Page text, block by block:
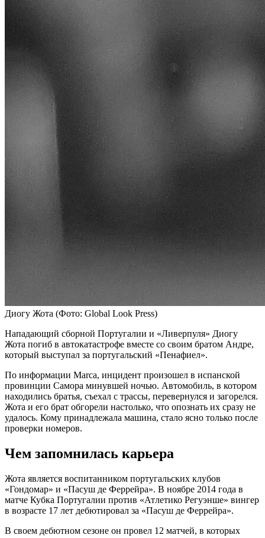
Диогу Жота (Фото: Global Look Press)
Нападающий сборной Португалии и «Ливерпуля» Диогу
Жота погиб в автокатастрофе вместе со своим братом Андре,
который выступал за португальский «Пенафиел».
По информации Marca, инцидент произошел в испанской
провинции Самора минувшей ночью. Автомобиль, в котором
находились братья, съехал с трассы, перевернулся и загорелся.
Жота и его брат обгорели настолько, что опознать их сразу не
удалось. Кому принадлежала машина, стало ясно только после
проверки номеров.
Чем запомнилась карьера
Жота является воспитанником португальских клубов
«Гондомар» и «Пасуш де Феррейра». В ноябре 2014 года в
матче Кубка Португалии против «Атлетико Регуэнше» вингер
в возрасте 17 лет дебютировал за «Пасуш де Феррейра».
В своем дебютном сезоне он провел 12 матчей, в которых